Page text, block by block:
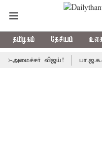
தமிழகம் தேசியம்
விஜய்! பா.ஜ.க.வை